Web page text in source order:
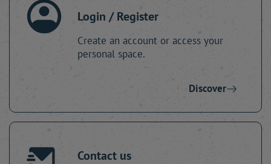
Login / Register
Create an account or access your
personal space.
Discover
Contact us